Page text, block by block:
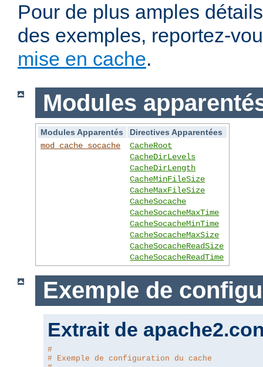
Pour de plus amples
des exemples, reportez-
mise en cache.
Modules
Modules Apparentés
Directives Apparentées
mod_cache_socache
CacheRoot
CacheDirLevels
CacheDirLength
CacheMinFileSize
CacheMaxFileSize
CacheSocache
CacheSocacheMaxTime
CacheSocacheMinTime
CacheSocacheMaxSize
CacheSocacheReadSize
CacheSocacheReadTime
Exemple de
Extrait de
#
# Exemple de configuration du cache